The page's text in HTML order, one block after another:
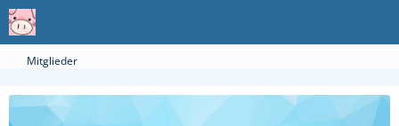
Mitglieder